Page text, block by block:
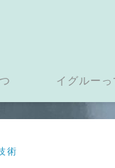
イグルー
What is
術